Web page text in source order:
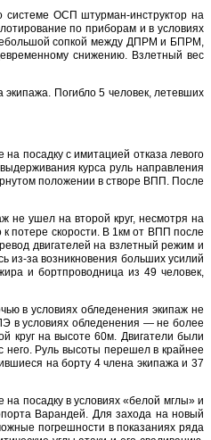
ОСП штурман-инструктор на
по приборам и в условиях
сопкой между ДПРМ и БПРМ,
снижению. Взлетный вес
Погибло 5 человек, летевших
посадку с имитацией отказа левого
курса руль направления
положении в створе ВПП. После
не ушел на второй круг, несмотря на
потере скорости. В 1км от ВПП после
двигателей на взлетный режим и
из-за возникновения больших усилий
и бортпроводница из 49 человек,
в условиях обледенения экипаж не
в условиях обледенения — не более
круг на высоте 60м. Двигатели были
него. Руль высоты перешел в крайнее
на борту 4 члена экипажа и 37
посадку в условиях «белой мглы» и
Варандей. Для захода на новый
погрешности в показаниях ряда